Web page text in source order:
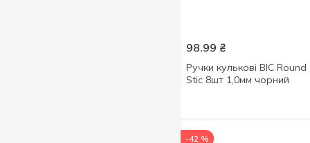
98.99 ₴
Ручки кулькові BIC Round
Stic 8шт 1,0мм чорний
-42 %